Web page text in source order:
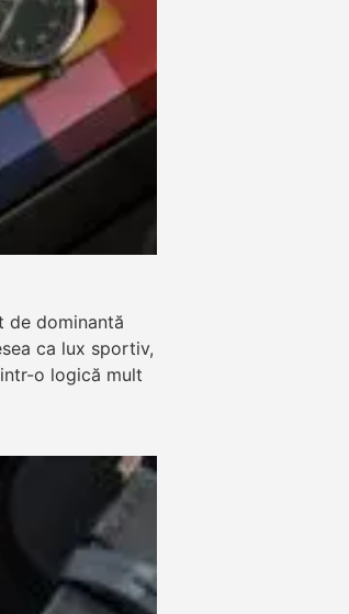
de dominantă
ca lux sportiv,
o logică mult